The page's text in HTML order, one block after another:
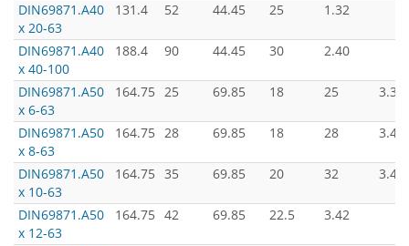
DIN69871.А40
х 20-63
131.4 52 44.45 25 1.32
DIN69871.А40
х 40-100
188.4 90 44.45 30 2.40
DIN69871.А50
х 6-63
164.75 25 69.85 18 25 3.30
DIN69871.А50
х 8-63
164.75 28 69.85 18 28 3.40
DIN69871.А50
х 10-63
164.75 35 69.85 20 32 3.42
DIN69871.А50
х 12-63
164.75 42 69.85 22.5 3.42